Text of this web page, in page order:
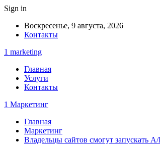
Sign in
Воскресенье, 9 августа, 2026
Контакты
1 marketing
Главная
Услуги
Контакты
1 Маркетинг
Главная
Маркетинг
Владельцы сайтов смогут запускать